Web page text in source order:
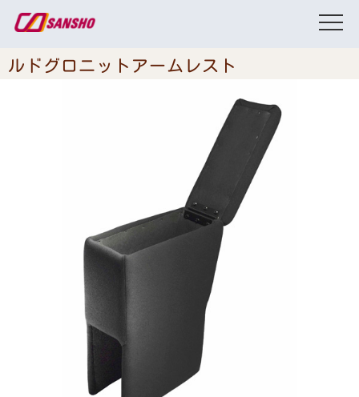
ルドグロニットアームレスト